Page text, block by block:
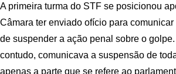
A primeira turma do STF se posicionou
Câmara ter enviado ofício para
de suspender a ação penal sobre o
contudo, comunicava a suspensão de
apenas a parte que se refere ao